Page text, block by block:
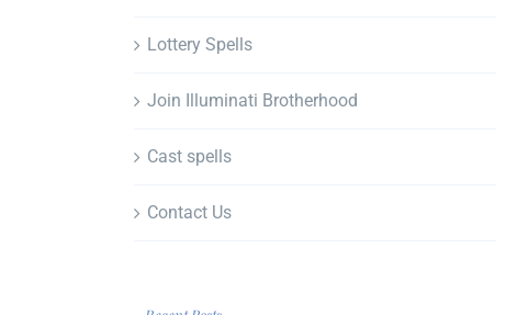
Lottery Spells
Join Illuminati Brotherhood
Cast spells
Contact Us